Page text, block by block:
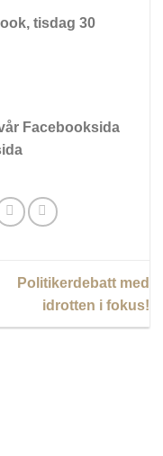
tisdag 30
Facebooksida
Politikerdebatt med
idrotten i fokus!